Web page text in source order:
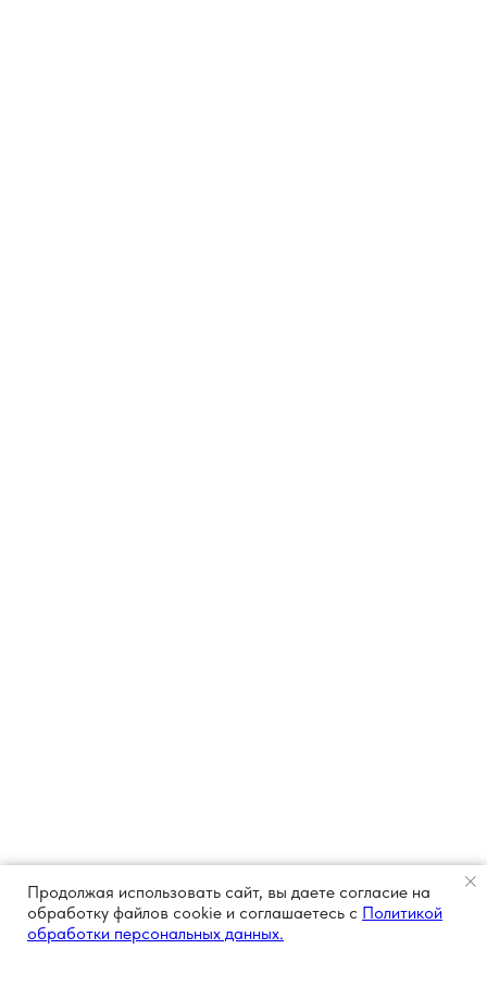
Продолжая использовать сайт, вы даете согласие на
обработку файлов cookie и соглашаетесь с Политикой
обработки персональных данных.